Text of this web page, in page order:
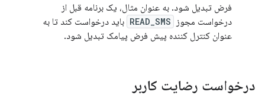
فرض تبدیل شود. به عنوان مثال، یک برنامه قبل از
درخواست مجوز
READ_SMS باید درخواست کند تا به
عنوان کنترل کننده پیش فرض پیامک تبدیل شود.
درخواست رضایت کاربر